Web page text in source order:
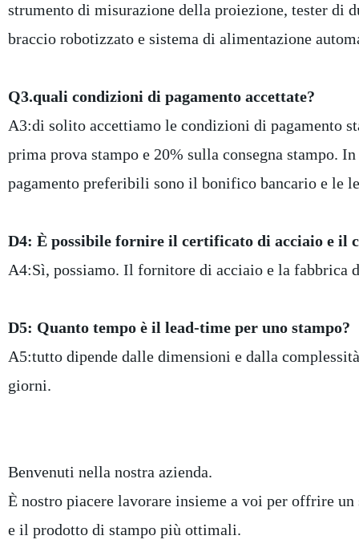
strumento di misurazione della proiezione, tester di
braccio robotizzato e sistema di alimentazione
Q3.quali condizioni di pagamento accettate?
A3:di solito accettiamo le condizioni di pagamento
prima prova stampo e 20% sulla consegna stampo.
pagamento preferibili sono il bonifico bancario e le
D4: È possibile fornire il certificato di acciaio e il
A4:Sì, possiamo. Il fornitore di acciaio e la
D5: Quanto tempo è il lead-time per uno stampo?
A5:tutto dipende dalle dimensioni e dalla
giorni.
Benvenuti nella nostra azienda.
È nostro piacere lavorare insieme a voi per offrire
e il prodotto di stampo più ottimali.